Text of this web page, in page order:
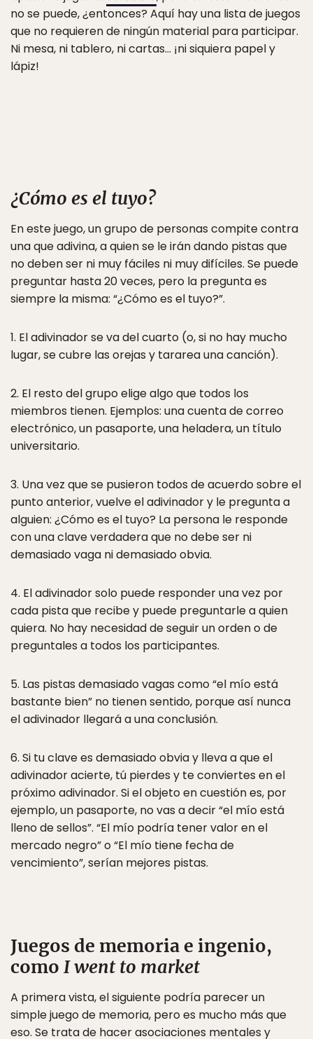
no se puede, ¿entonces? Aquí hay una lista de juegos
que no requieren de ningún material para participar.
Ni mesa, ni tablero, ni cartas… ¡ni siquiera papel y
lápiz!
¿Cómo es el tuyo?
En este juego, un grupo de personas compite contra
una que adivina, a quien se le irán dando pistas que
no deben ser ni muy fáciles ni muy difíciles. Se puede
preguntar hasta 20 veces, pero la pregunta es
siempre la misma: “¿Cómo es el tuyo?”.
1. El adivinador se va del cuarto (o, si no hay mucho
lugar, se cubre las orejas y tararea una canción).
2. El resto del grupo elige algo que todos los
miembros tienen. Ejemplos: una cuenta de correo
electrónico, un pasaporte, una heladera, un título
universitario.
3. Una vez que se pusieron todos de acuerdo sobre el
punto anterior, vuelve el adivinador y le pregunta a
alguien: ¿Cómo es el tuyo? La persona le responde
con una clave verdadera que no debe ser ni
demasiado vaga ni demasiado obvia.
4. El adivinador solo puede responder una vez por
cada pista que recibe y puede preguntarle a quien
quiera. No hay necesidad de seguir un orden o de
preguntales a todos los participantes.
5. Las pistas demasiado vagas como “el mío está
bastante bien” no tienen sentido, porque así nunca
el adivinador llegará a una conclusión.
6. Si tu clave es demasiado obvia y lleva a que el
adivinador acierte, tú pierdes y te conviertes en el
próximo adivinador. Si el objeto en cuestión es, por
ejemplo, un pasaporte, no vas a decir “el mío está
lleno de sellos”. “El mío podría tener valor en el
mercado negro” o “El mío tiene fecha de
vencimiento”, serían mejores pistas.
Juegos de memoria e ingenio,
como I went to market
A primera vista, el siguiente podría parecer un
simple juego de memoria, pero es mucho más que
eso. Se trata de hacer asociaciones mentales y